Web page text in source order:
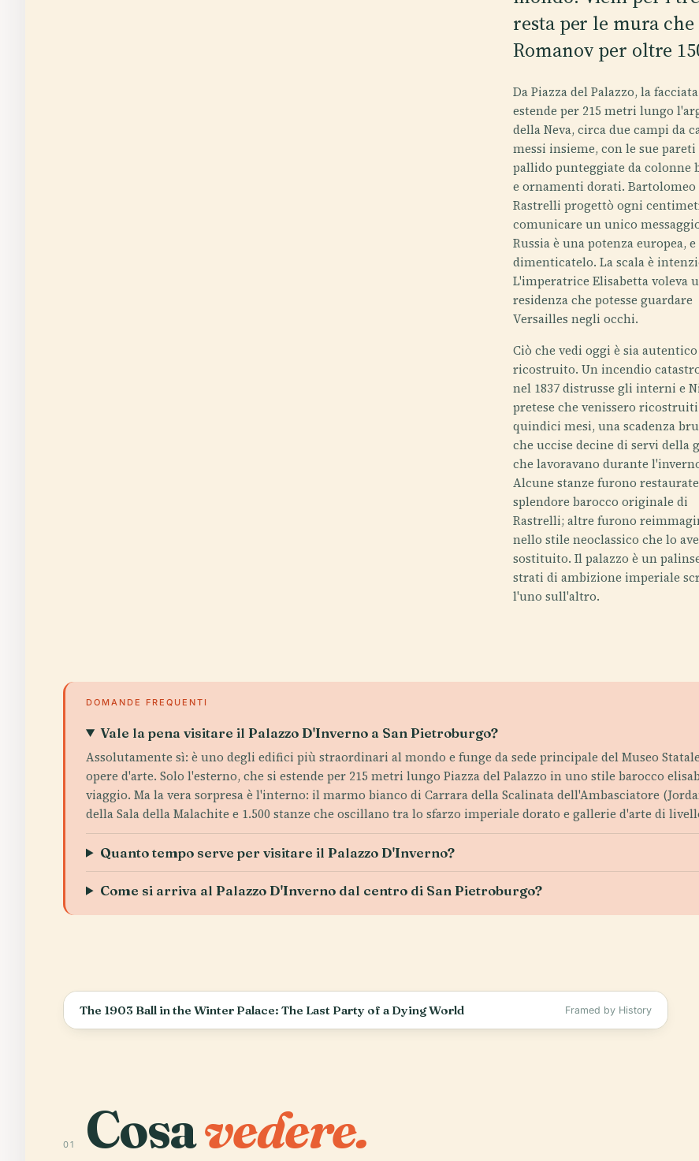
resta per le mura
Romanov per oltre
Da Piazza del Palazzo, la
estende per 215 metri lungo
della Neva, circa due campi da
messi insieme, con le sue pareti
pallido punteggiate da colonne
e ornamenti dorati. Bartolomeo
Rastrelli progettò ogni
comunicare un unico
Russia è una potenza europea,
dimenticatelo. La scala è
L'imperatrice Elisabetta voleva
residenza che potesse guardare
Versailles negli occhi.
Ciò che vedi oggi è sia
ricostruito. Un incendio
nel 1837 distrusse gli interni e
pretese che venissero
quindici mesi, una scadenza
che uccise decine di servi della
che lavoravano durante
Alcune stanze furono
splendore barocco originale di
Rastrelli; altre furono
nello stile neoclassico che lo
sostituito. Il palazzo è un
strati di ambizione imperiale
l'uno sull'altro.
DOMANDE FREQUENTI
Vale la pena visitare il Palazzo D'Inverno a San Pietroburgo?
Assolutamente sì: è uno degli edifici più straordinari al mondo e funge da sede principale del Museo
opere d'arte. Solo l'esterno, che si estende per 215 metri lungo Piazza del Palazzo in uno stile barocco
viaggio. Ma la vera sorpresa è l'interno: il marmo bianco di Carrara della Scalinata dell'Ambasciatore
della Sala della Malachite e 1.500 stanze che oscillano tra lo sfarzo imperiale dorato e gallerie d'arte di
Quanto tempo serve per visitare il Palazzo D'Inverno?
Come si arriva al Palazzo D'Inverno dal centro di San Pietroburgo?
The 1903 Ball in the Winter Palace: The Last Party of a Dying World Framed by History
01 Cosavedere.